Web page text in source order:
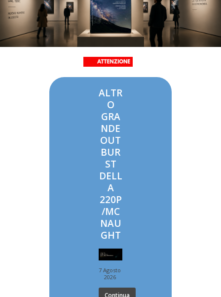
ALTR
O
GRA
NDE
OUT
BUR
ST
DELL
A
220P
/MC
NAU
GHT
7 Agosto
2026
Continua